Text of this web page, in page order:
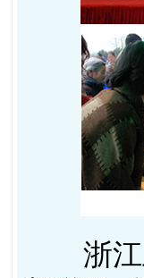
浙江卫